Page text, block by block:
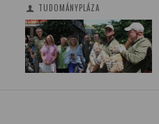
TUDOMÁNYPLÁZA